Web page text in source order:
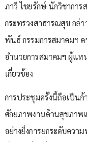
ภาวี ไชยรักษ์ นักวิชากา
กระทรวงสาธารณสุข กล่
พันธ์ กรรมการสมาคมฯ
อำนวยการสมาคมฯ ผู้แท
เกี่ยวข้อง
การประชุมครั้งนี้ถือเป็น
ศักยภาพงานด้านสุขภาพ
อย่างยิ่งการยกระดับคว